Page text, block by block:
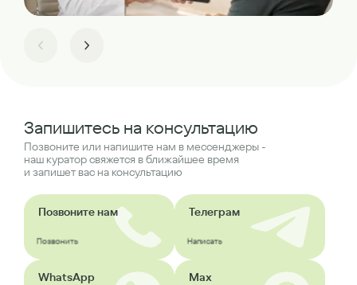
Запишитесь на консультацию
Позвоните или напишите нам в мессенджеры -
наш куратор свяжется в ближайшее время
и запишет вас на консультацию
Позвоните нам
Позвонить
Телеграм
Написать
WhatsApp Max